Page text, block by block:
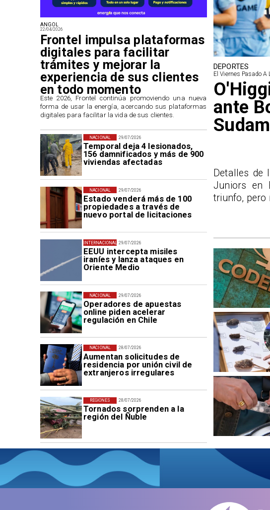
29/07/2026
Temporal deja 4 lesionados,
156 damnificados y más de 900
viviendas afectadas
NACIONAL
29/07/2026
Estado venderá más de 100
propiedades a través de
nuevo portal de licitaciones
NACIONAL
29/07/2026
EEUU intercepta misiles
iraníes y lanza ataques en
Oriente Medio
INTERNACIONAL
29/07/2026
Operadores de apuestas
online piden acelerar
regulación en Chile
NACIONAL
28/07/2026
Aumentan solicitudes de
residencia por unión civil de
extranjeros irregulares
NACIONAL
28/07/2026
Tornados sorprenden a la
región del Ñuble
REGIONES
ANGOL
22/04/2026
Frontel impulsa plataformas
digitales para facilitar
trámites y mejorar la
experiencia de sus clientes
en todo momento
​Este 2026, Frontel continúa promoviendo una nueva
forma de usar la energía, acercando sus plataformas
digitales para facilitar la vida de sus clientes.
DEPORTES
El Viernes Pasado A
ante
Detalles de
Juniors en
triunfo, pero